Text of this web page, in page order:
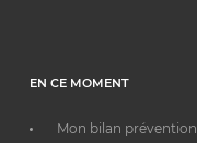
EN CE MOMENT
Mon bilan prévention